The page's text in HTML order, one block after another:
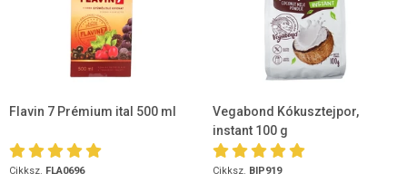
Flavin 7 Prémium ital 500 ml
Cikksz. FLA0696
Vegabond Kókusztejpor,
instant 100 g
Cikksz. BIP919